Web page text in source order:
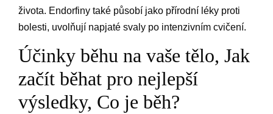
života. Endorfiny také působí jako přírodní léky proti
bolesti, uvolňují napjaté svaly po intenzivním cvičení.
Účinky běhu na vaše tělo, Jak
začít běhat pro nejlepší
výsledky, Co je běh?